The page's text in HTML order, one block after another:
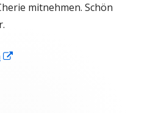
mitnehmen. Schön